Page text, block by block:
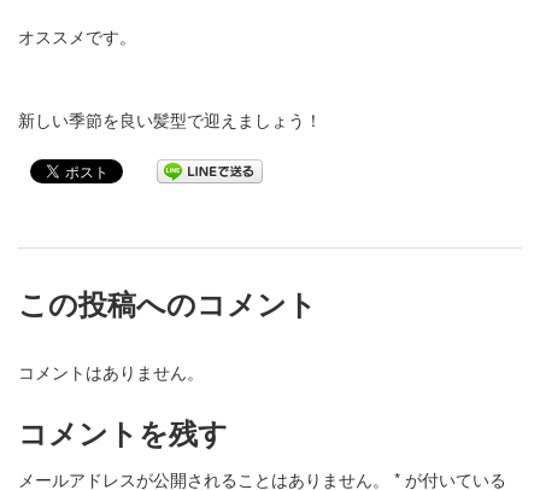
オススメです。
新しい季節を良い髪型で迎えましょう！
この投稿へのコメント
コメントはありません。
コメントを残す
メールアドレスが公開されることはありません。 * が付いている